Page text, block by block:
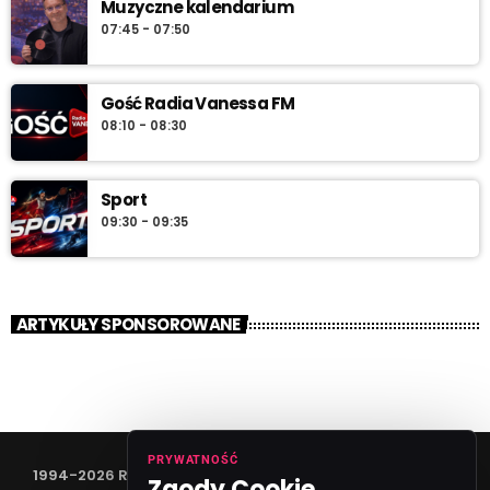
Muzyczne kalendarium
07:45 - 07:50
Gość Radia Vanessa FM
08:10 - 08:30
Sport
09:30 - 09:35
ARTYKUŁY SPONSOROWANE
1994-2026 RADIO VANESSA SPÓŁKA Z O.O
PRYWATNOŚĆ